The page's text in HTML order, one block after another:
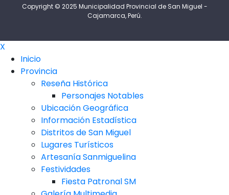
Copyright © 2025 Municipalidad Provincial de San Miguel -
Cajamarca, Perú.
X
Inicio
Provincia
Reseña Histórica
Personajes Notables
Ubicación Geográfica
Información Estadística
Distritos de San Miguel
Lugares Turísticos
Artesanía Sanmiguelina
Festividades
Fiesta Patronal SM